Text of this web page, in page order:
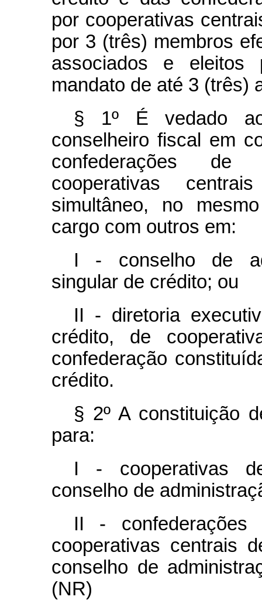
por cooperativas
por 3 (três) membros
associados e eleitos
mandato de até 3 (três)
§ 1º É vedado
conselheiro fiscal em
confederações de
cooperativas
simultâneo, no
cargo com outros em:
I - conselho de
singular de crédito; ou
II - diretoria
crédito, de
confederação
crédito.
§ 2º A constituição
para:
I - cooperativas
conselho de
II - confederações
cooperativas centrais
conselho de
(NR)